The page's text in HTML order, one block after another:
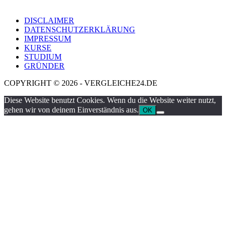
DISCLAIMER
DATENSCHUTZERKLÄRUNG
IMPRESSUM
KURSE
STUDIUM
GRÜNDER
COPYRIGHT © 2026 - VERGLEICHE24.DE
Diese Website benutzt Cookies. Wenn du die Website weiter nutzt,
gehen wir von deinem Einverständnis aus. OK